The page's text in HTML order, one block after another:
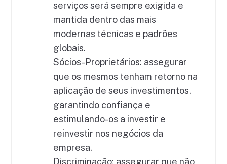
serviços será sempre exigida e
mantida dentro das mais
modernas técnicas e padrões
globais.
Sócios-Proprietários: assegurar
que os mesmos tenham retorno na
aplicação de seus investimentos,
garantindo confiança e
estimulando-os a investir e
reinvestir nos negócios da
empresa.